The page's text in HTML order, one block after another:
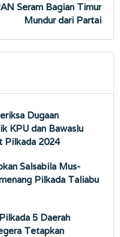
Seram Bagian Timur
Mundur dari Partai
Dugaan
KPU dan Bawaslu
Pilkada 2024
Salsabila Mus-
Pilkada Taliabu
5 Daerah
Tetapkan